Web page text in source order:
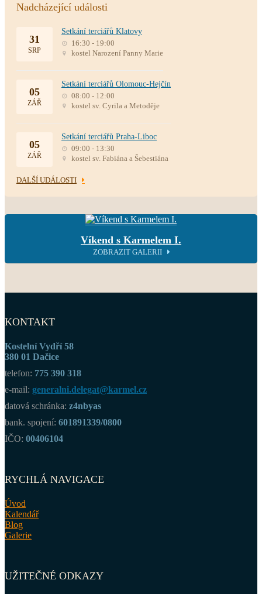
Nadcházející události
31
SRP
Setkání terciářů Klatovy
16:30 - 19:00
kostel Narození Panny Marie
05
ZÁŘ
Setkání terciářů Olomouc-Hejčín
08:00 - 12:00
kostel sv. Cyrila a Metoděje
05
ZÁŘ
Setkání terciářů Praha-Liboc
09:00 - 13:30
kostel sv. Fabiána a Šebestiána
DALŠÍ UDÁLOSTI
Víkend s Karmelem I.
ZOBRAZIT GALERII
KONTAKT
Kostelní Vydří 58
380 01 Dačice
telefon: 775 390 318
e-mail: generalni.delegat@karmel.cz
datová schránka: z4nbyas
bank. spojení: 601891339/0800
IČO: 00406104
RYCHLÁ NAVIGACE
Úvod
Kalendář
Blog
Galerie
UŽITEČNÉ ODKAZY